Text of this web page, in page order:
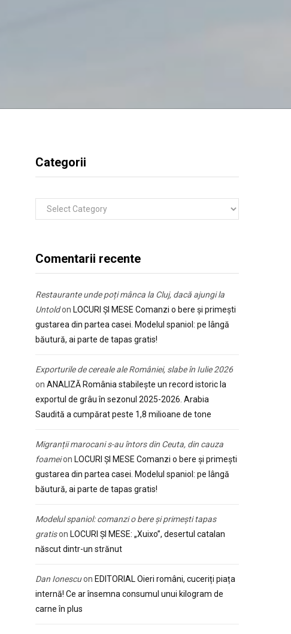
Categorii
Categorii
Comentarii recente
Restaurante unde poți mânca la Cluj, dacă ajungi la
Untoldon LOCURI ȘI MESE Comanzi o bere și primești
gustarea din partea casei. Modelul spaniol: pe lângă
băutură, ai parte de tapas gratis!
Exporturile de cereale ale României, slabe în Iulie 2026
on ANALIZĂ România stabilește un record istoric la
exportul de grâu în sezonul 2025-2026. Arabia
Saudită a cumpărat peste 1,8 milioane de tone
Migranții marocani s-au întors din Ceuta, din cauza
foameion LOCURI ȘI MESE Comanzi o bere și primești
gustarea din partea casei. Modelul spaniol: pe lângă
băutură, ai parte de tapas gratis!
Modelul spaniol: comanzi o bere și primești tapas
gratison LOCURI ȘI MESE: „Xuixo”, desertul catalan
născut dintr-un strănut
Dan Ionescuon EDITORIAL Oieri români, cuceriți piața
internă! Ce ar însemna consumul unui kilogram de
carne în plus